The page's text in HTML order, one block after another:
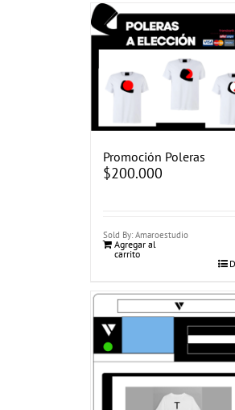
Promoción Poleras
$200.000
Sold By: Amaroestudio
Agregar al
carrito